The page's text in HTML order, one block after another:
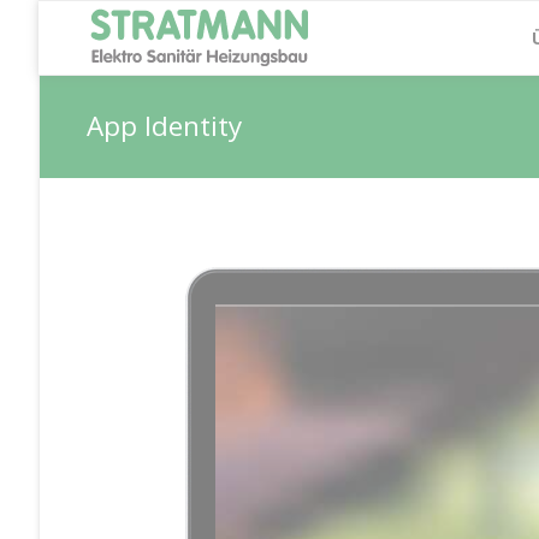
App Identity